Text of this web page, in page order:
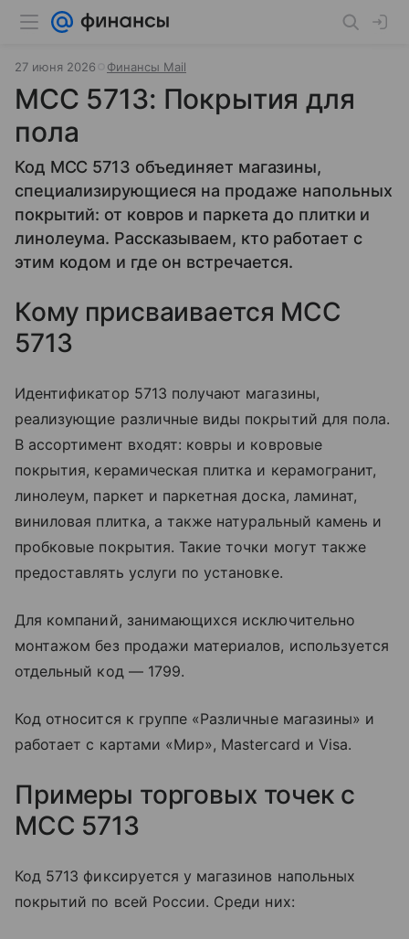
27 июня 2026 Финансы Mail
MCC 5713: Покрытия для
пола
Код MCC 5713 объединяет магазины,
специализирующиеся на продаже напольных
покрытий: от ковров и паркета до плитки и
линолеума. Рассказываем, кто работает с
этим кодом и где он встречается.
Кому присваивается MCC
5713
Идентификатор 5713 получают магазины,
реализующие различные виды покрытий для пола.
В ассортимент входят: ковры и ковровые
покрытия, керамическая плитка и керамогранит,
линолеум, паркет и паркетная доска, ламинат,
виниловая плитка, а также натуральный камень и
пробковые покрытия. Такие точки могут также
предоставлять услуги по установке.
Для компаний, занимающихся исключительно
монтажом без продажи материалов, используется
отдельный код — 1799.
Код относится к группе «Различные магазины» и
работает с картами «Мир», Mastercard и Visa.
Примеры торговых точек с
MCC 5713
Код 5713 фиксируется у магазинов напольных
покрытий по всей России. Среди них: